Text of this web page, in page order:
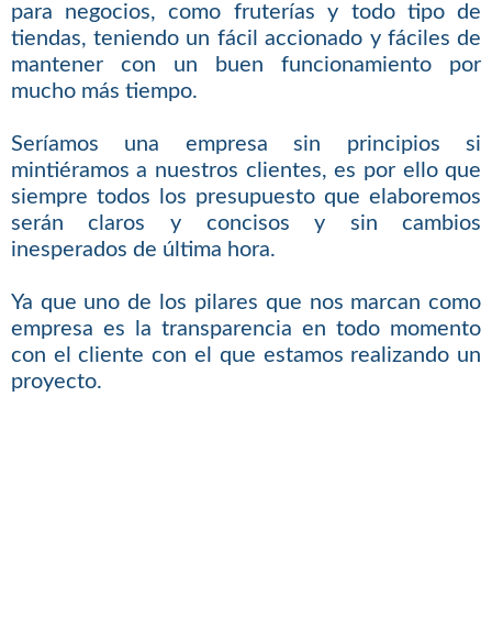
para negocios, como fruterías y todo tipo de
tiendas, teniendo un fácil accionado y fáciles de
mantener con un buen funcionamiento por
mucho más tiempo.
Seríamos una empresa sin principios si
mintiéramos a nuestros clientes, es por ello que
siempre todos los presupuesto que elaboremos
serán claros y concisos y sin cambios
inesperados de última hora.
Ya que uno de los pilares que nos marcan como
empresa es la transparencia en todo momento
con el cliente con el que estamos realizando un
proyecto.